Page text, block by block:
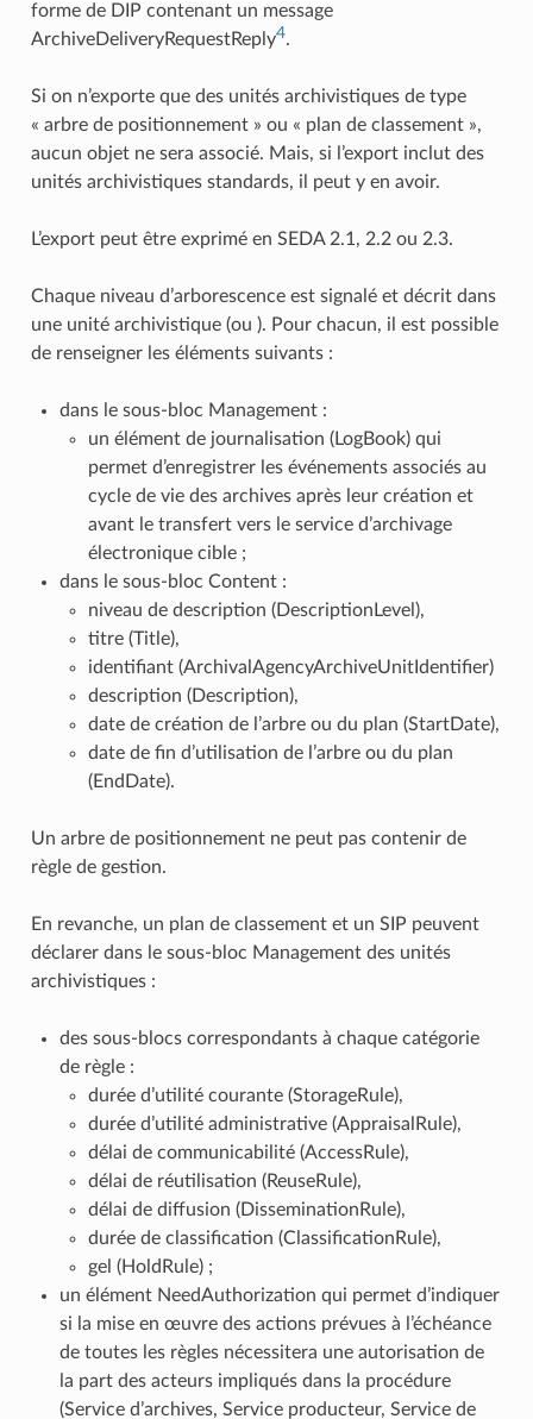
forme de DIP contenant un message
ArchiveDeliveryRequestReply4.
Si on n’exporte que des unités archivistiques de type
« arbre de positionnement » ou « plan de classement »,
aucun objet ne sera associé. Mais, si l’export inclut des
unités archivistiques standards, il peut y en avoir.
L’export peut être exprimé en SEDA 2.1, 2.2 ou 2.3.
Chaque niveau d’arborescence est signalé et décrit dans
une unité archivistique (ou ). Pour chacun, il est possible
de renseigner les éléments suivants :
dans le sous-bloc Management :
un élément de journalisation (LogBook) qui
permet d’enregistrer les événements associés au
cycle de vie des archives après leur création et
avant le transfert vers le service d’archivage
électronique cible ;
dans le sous-bloc Content :
niveau de description (DescriptionLevel),
titre (Title),
identifiant (ArchivalAgencyArchiveUnitIdentifier)
description (Description),
date de création de l’arbre ou du plan (StartDate),
date de fin d’utilisation de l’arbre ou du plan
(EndDate).
Un arbre de positionnement ne peut pas contenir de
règle de gestion.
En revanche, un plan de classement et un SIP peuvent
déclarer dans le sous-bloc Management des unités
archivistiques :
des sous-blocs correspondants à chaque catégorie
de règle :
durée d’utilité courante (StorageRule),
durée d’utilité administrative (AppraisalRule),
délai de communicabilité (AccessRule),
délai de réutilisation (ReuseRule),
délai de diffusion (DisseminationRule),
durée de classification (ClassificationRule),
gel (HoldRule) ;
un élément NeedAuthorization qui permet d’indiquer
si la mise en œuvre des actions prévues à l’échéance
de toutes les règles nécessitera une autorisation de
la part des acteurs impliqués dans la procédure
(Service d’archives, Service producteur, Service de